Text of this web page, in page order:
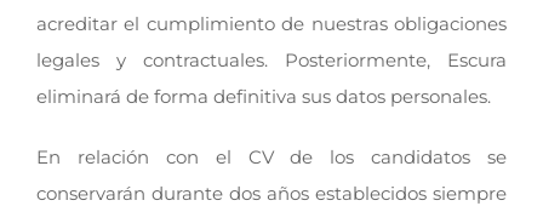
acreditar el cumplimiento de nuestras obligaciones
legales y contractuales. Posteriormente, Escura
eliminará de forma definitiva sus datos personales.
En relación con el CV de los candidatos se
conservarán durante dos años establecidos siempre